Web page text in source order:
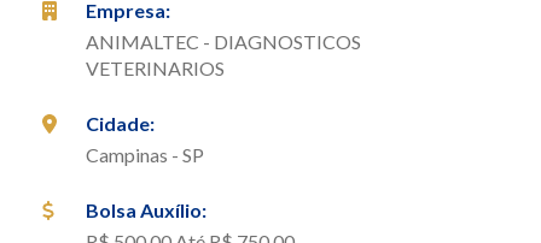
Empresa:
ANIMALTEC - DIAGNOSTICOS
VETERINARIOS
Cidade:
Campinas - SP
Bolsa Auxílio: